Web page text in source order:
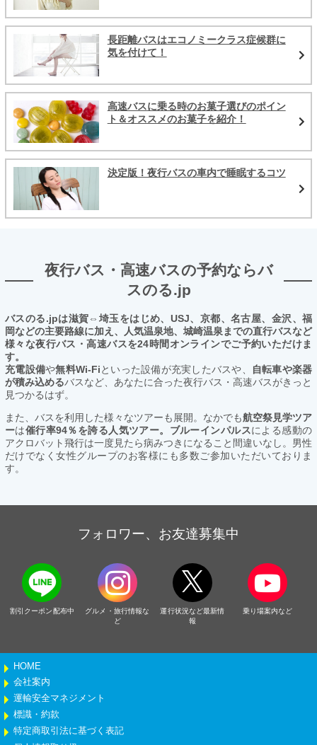
長距離バスはエコノミークラス症候群に
気を付けて！
高速バスに乗る時のお菓子選びのポイン
ト＆オススメのお菓子を紹介！
決定版！夜行バスの車内で睡眠するコツ
夜行バス・高速バスの予約ならバ
スのる.jp
バスのる.jpは滋賀⇔埼玉をはじめ、USJ、京都、名古屋、金沢、福
岡などの主要路線に加え、人気温泉地、城崎温泉までの直行バスなど
様々な夜行バス・高速バスを24時間オンラインでご予約いただけま
す。
充電設備や無料Wi-Fiといった設備が充実したバスや、
自転車や楽器
が積み込めるバスなど、あなたに合った夜行バス・高速バスがきっと
見つかるはず。
また、バスを利用した様々なツアーも展開。なかでも航空祭見学ツア
ーは催行率94％を誇る人気ツアー。ブルーインパルスによる感動の
アクロバット飛行は一度見たら病みつきになること間違いなし。男性
だけでなく女性グループのお客様にも多数ご参加いただいておりま
す。
フォロワー、お友達募集中
割引クーポン配布中
グルメ・旅行情報な
ど
運行状況など最新情
報
乗り場案内など
HOME
会社案内
運輸安全マネジメント
標識・約款
特定商取引法に基づく表記